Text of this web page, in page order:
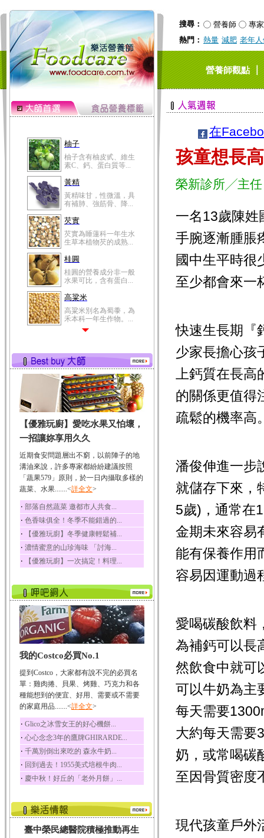
搜尋： 營養師
專家
熱門： 熱量 減肥 老年
營養師觀點｜
柚子
柚子含有柚皮甙、維生
素C、鈣、蛋白質等...
黃精
黃精味甘，性微溫，具
有補肺、強筋骨、降...
芡實
芡實為睡蓮科一年生水
生草本植物芡的成熟...
桂圓
桂圓的營養成分非一般
水果可比，含有蛋白...
高粱米
高粱米別名為蜀黍，為
禾本科一年生作物。...
有蛋白質、脂肪、磷...
鮪魚
鮪魚肚肉中的不飽和脂
肪酸內富含EPA和DH...
韭菜
韭菜所含的膳食纖維能
幫助消化與通便；揮...
冬瓜
冬瓜營養價值高，鈉含
量極低是水腫病人的...
豆豉
豆豉裡頭含有營養的蛋
白質、脂肪、鈣、磷...
榛果
榛果裡所含的營養素有
蛋白質、脂肪、醣類...
迷迭香
酸、迷迭香酸、植物...
咖啡
咖啡中的咖啡因會刺激
中樞神經系統，特別...
椰子
椰子含有糖類、脂肪、
荔枝
荔枝性質溫和所含的營
養素有醣類、檸檬酸...
五味子
五味子性質溫熱所含營
養成分有揮發油、檸...
草魚
草魚含有維生素A、維生
素C、及豐富的蛋白...
【優雅玩廚】愛吃水果又怕壞，
一招讓妳享用久久
近期食安問題層出不窮，以前陣子的地
溝油來說，許多專家都紛紛建議按照
「蔬果579」原則，於一日內攝取多樣的
蔬菜、水果.......<詳全文>
‧ 部落自然蔬菜 邀都市人共食...
‧ 色香味俱全！冬季不能錯過的...
‧ 【優雅玩廚】冬季健康輕鬆補...
‧ 濃情蜜意的山珍海味 「討海...
‧ 【優雅玩廚】一次搞定！料理...
我的Costco必買No.1
提到Costco，大家都有說不完的必買名
單：雞肉捲、貝果、烤雞、巧克力和各
種能想到的便宜、好用、需要或不需要
的家庭用品.......<詳全文>
‧ Glico之冰雪女王的好心機餅...
‧ 心心念念3年的鷹牌GHIRARDE...
‧ 千萬別倒出來吃的 森永牛奶...
‧ 回到過去！1955美式培根牛肉...
‧ 慶中秋！好丘的「老外月餅」...
臺中榮民總醫院積極推動再生
在
孩童想長
榮新診所╱主任
一名13歲陳姓
手腕逐漸腫脹
國中生平時很
至少都會來一
快速生長期『
少家長擔心孩
上鈣質在長
的關係更值得
疏鬆的機率高
潘俊伸進一步
就儲存下來，
5歲)，通常在
金期未來容易
能有保養作用
容易因運動過
愛喝碳酸飲料
為補鈣可以長
然飲食中就可
可以牛奶為主
每天需要
大約每天需要
奶，或常喝碳
至因骨質密度
現代孩童戶外